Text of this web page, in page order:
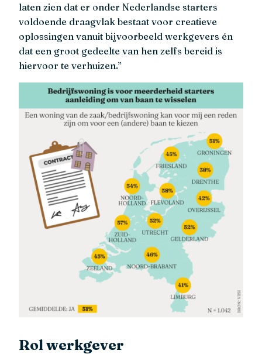
laten zien dat er onder Nederlandse starters
voldoende draagvlak bestaat voor creatieve
oplossingen vanuit bijvoorbeeld werkgevers én
dat een groot gedeelte van hen zelfs bereid is
hiervoor te verhuizen.”
Rol werkgever